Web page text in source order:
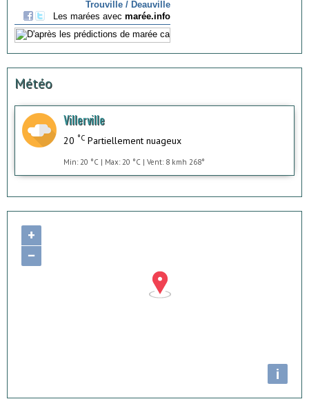
Météo
Villerville
20 °C Partiellement nuageux
Min: 20 °C | Max: 20 °C | Vent: 8 kmh 268°
+
−
i